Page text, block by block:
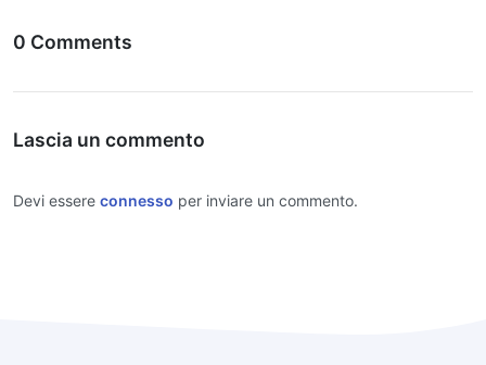
0 Comments
Lascia un commento
Devi essere connesso per inviare un commento.